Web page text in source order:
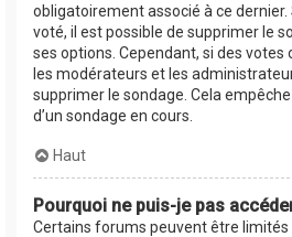
obligatoirement associé à ce dernier.
voté, il est possible de supprimer le
ses options. Cependant, si des votes
les modérateurs et les
supprimer le sondage. Cela
d’un sondage en cours.
Haut
Pourquoi ne puis-je pas
Certains forums peuvent être